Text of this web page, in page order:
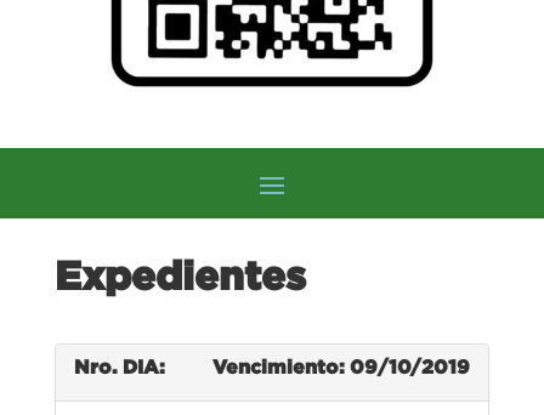
Expedientes
Nro. DIA: Vencimiento: 09/10/2019